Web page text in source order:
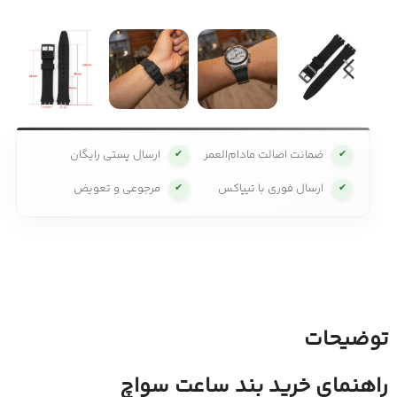
✔ ضمانت اصالت مادام‌العمر ✔ ارسال پستی رایگان
✔ ارسال فوری با تیپاکس ✔ مرجوعی و تعویض
توضیحات
راهنمای خرید بند ساعت سواچ